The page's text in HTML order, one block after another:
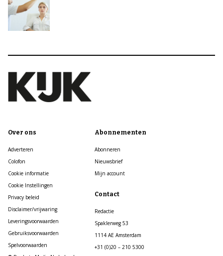
Over ons
Adverteren
Colofon
Cookie informatie
Cookie Instellingen
Privacy beleid
Disclaimer/vrijwaring
Leveringsvoorwaarden
Gebruiksvoorwaarden
Spelvoorwaarden
Abonnementen
Abonneren
Nieuwsbrief
Mijn account
Contact
Redactie
Spaklerweg 53
1114 AE Amsterdam
+31 (0)20 – 210 5300